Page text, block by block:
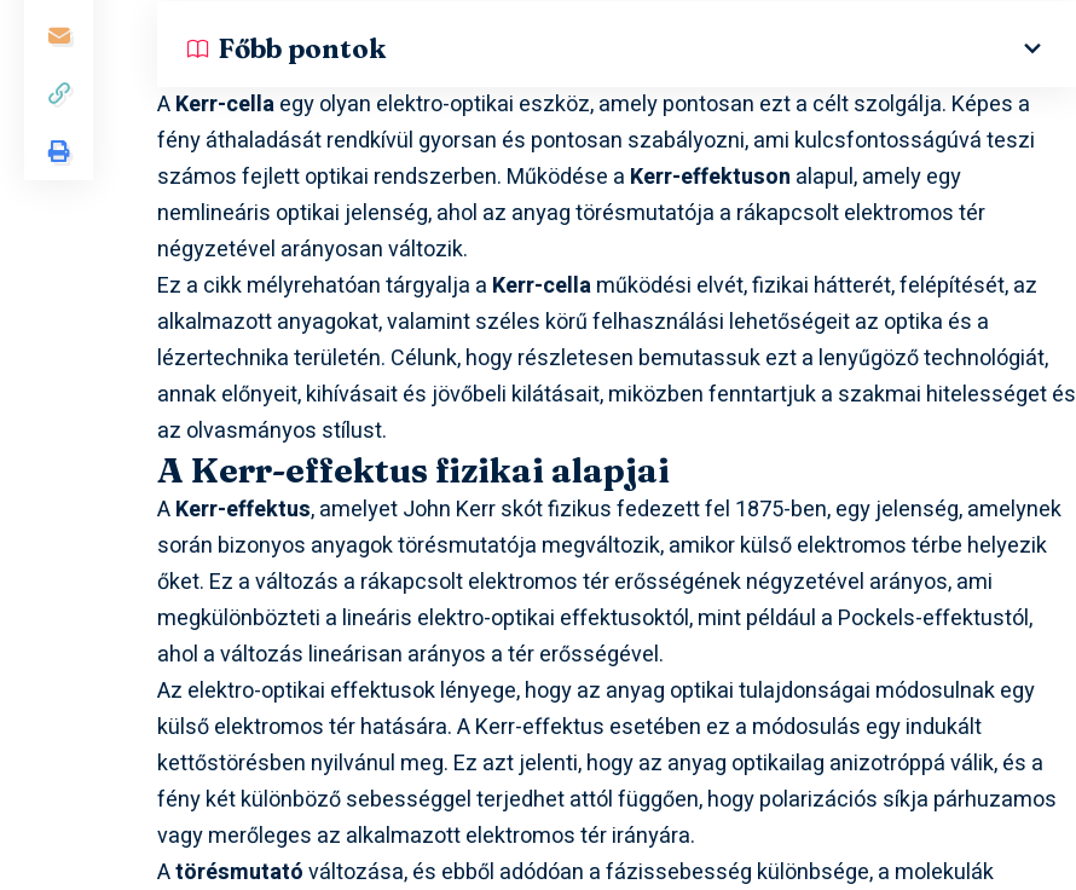
Főbb pontok
AKerr-cellaegy olyan elektro-optikai eszköz, amely pontosan ezt a célt szolgálja. Képes a
fény áthaladását rendkívül gyorsan és pontosan szabályozni, ami kulcsfontosságúvá teszi
számos fejlett optikai rendszerben. Működése a Kerr-effektuson alapul, amely egy
nemlineáris optikai jelenség, ahol az anyag törésmutatója a rákapcsolt elektromos tér
négyzetével arányosan változik.
Ez a cikk mélyrehatóan tárgyalja a Kerr-cellaműködési elvét, fizikai hátterét, felépítését, az
alkalmazott anyagokat, valamint széles körű felhasználási lehetőségeit az optika és a
lézertechnika területén. Célunk, hogy részletesen bemutassuk ezt a lenyűgöző technológiát,
annak előnyeit, kihívásait és jövőbeli kilátásait, miközben fenntartjuk a szakmai hitelességet és
az olvasmányos stílust.
A Kerr-effektus fizikai alapjai
AKerr-effektus, amelyet John Kerr skót fizikus fedezett fel 1875-ben, egy jelenség, amelynek
során bizonyos anyagok törésmutatója megváltozik, amikor külső elektromos térbe helyezik
őket. Ez a változás a rákapcsolt elektromos tér erősségének négyzetével arányos, ami
megkülönbözteti a lineáris elektro-optikai effektusoktól, mint például a Pockels-effektustól,
ahol a változás lineárisan arányos a tér erősségével.
Az elektro-optikai effektusok lényege, hogy az anyag optikai tulajdonságai módosulnak egy
külső elektromos tér hatására. A Kerr-effektus esetében ez a módosulás egy indukált
kettőstörésben nyilvánul meg. Ez azt jelenti, hogy az anyag optikailag anizotróppá válik, és a
fény két különböző sebességgel terjedhet attól függően, hogy polarizációs síkja párhuzamos
vagy merőleges az alkalmazott elektromos tér irányára.
Atörésmutatóváltozása, és ebből adódóan a fázissebesség különbsége, a molekulák